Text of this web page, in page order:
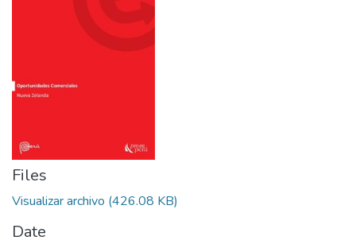
Files
Visualizar archivo (426.08 KB)
Date